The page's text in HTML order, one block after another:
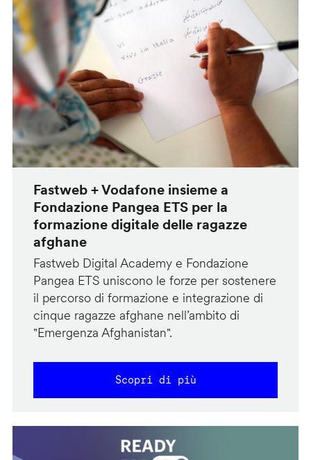
Fastweb + Vodafone insieme a
Fondazione Pangea ETS per la
formazione digitale delle ragazze
afghane
Fastweb Digital Academy e Fondazione
Pangea ETS uniscono le forze per sostenere
il percorso di formazione e integrazione di
cinque ragazze afghane nell’ambito di
"Emergenza Afghanistan".
Scopri di più